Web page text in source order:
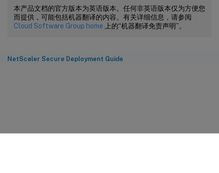
本产品文档的官方版本为英语版本。任何非英语版本仅为方便您
而提供，可能包括机器翻译的内容。有关详细信息，请参阅
Cloud Software Group home 上的“机器翻译免责声明”。
NetScaler Secure Deployment Guide